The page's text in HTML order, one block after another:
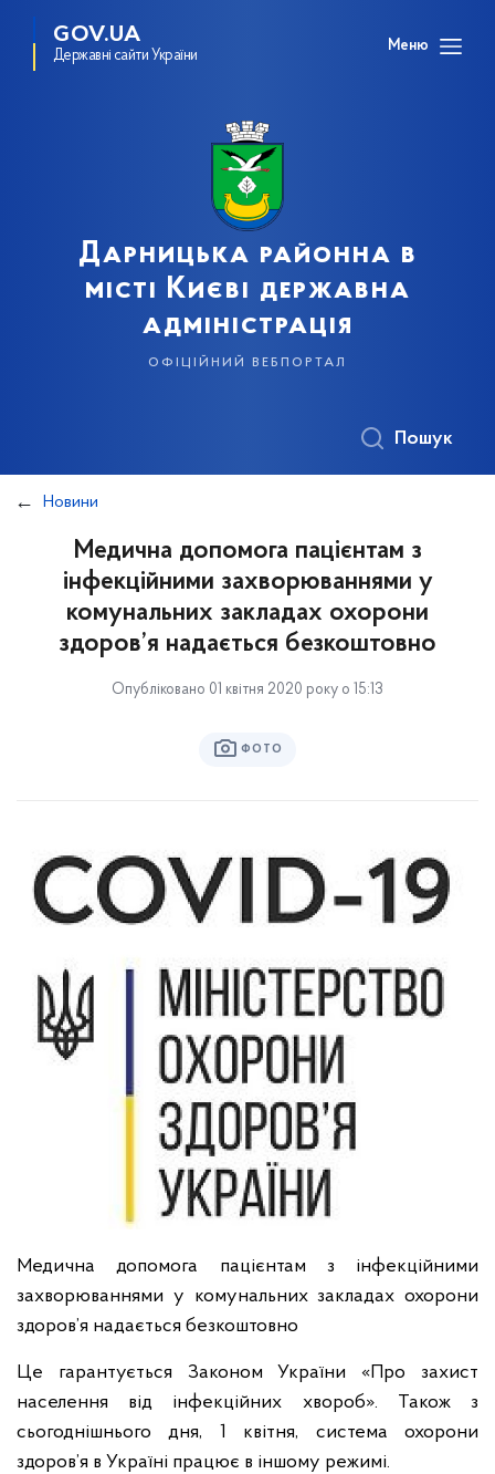
GOV.UA
Державні сайти України
Меню
Дарницька районна в
місті Києві державна
адміністрація
офіційний вебпортал
Пошук
Новини
Медична допомога пацієнтам з
інфекційними захворюваннями у
комунальних закладах охорони
здоров’я надається безкоштовно
Опубліковано 01 квітня 2020 року о 15:13
ФОТО
Медична допомога пацієнтам з інфекційними
захворюваннями у комунальних закладах охорони
здоров’я надається безкоштовно
Це гарантується Законом України «Про захист
населення від інфекційних хвороб». Також з
сьогоднішнього дня, 1 квітня, система охорони
здоров’я в Україні працює в іншому режимі.